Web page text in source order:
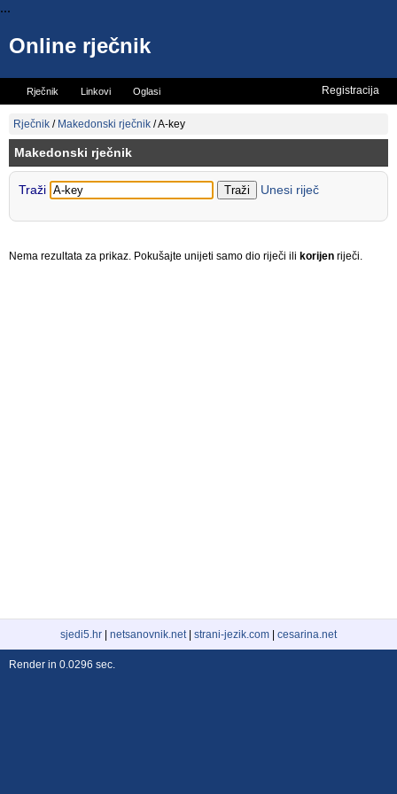
...
Online rječnik
Rječnik Linkovi Oglasi
Vicevi
Registracija
Rječnik / Makedonski rječnik /A-key
Makedonski rječnik
Traži Unesi riječ
Nema rezultata za prikaz. Pokušajte unijeti samo dio riječi ili korijen riječi.
sjedi5.hr netsanovnik.net| strani-jezik.com cesarina.net
Render in 0.0296 sec.